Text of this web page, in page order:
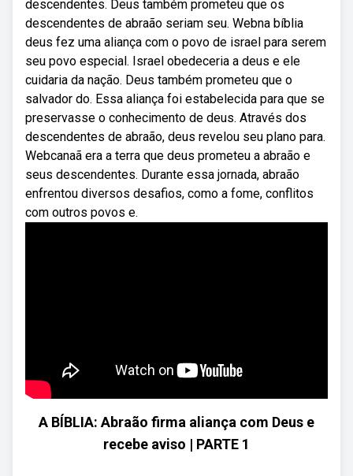
descendentes. Deus também prometeu que os
descendentes de abraão seriam seu. Webna bíblia
deus fez uma aliança com o povo de israel para serem
seu povo especial. Israel obedeceria a deus e ele
cuidaria da nação. Deus também prometeu que o
salvador do. Essa aliança foi estabelecida para que se
preservasse o conhecimento de deus. Através dos
descendentes de abraão, deus revelou seu plano para.
Webcanaã era a terra que deus prometeu a abraão e
seus descendentes. Durante essa jornada, abraão
enfrentou diversos desafios, como a fome, conflitos
com outros povos e.
A BÍBLIA: Abraão firma aliança com Deus e
recebe aviso | PARTE 1